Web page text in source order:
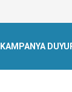
Ürün resmi
KAMPANYA